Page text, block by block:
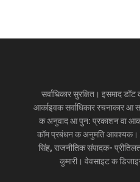
सर्वाधिकार सुरक्षित। इसमाद
आर्काइवक सर्वाधिकार रचनाकार आ
क अनुवाद आ पुन: प्रकाशन वा
कॉम प्रबंधन क अनुमति आवश्यक।
सिंह, राजनीतिक संपादक-
कुमारी। वेवसाइट क